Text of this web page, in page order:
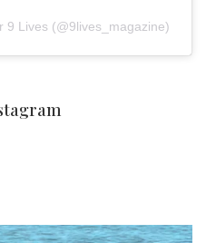
9 Lives (@9lives_magazine)